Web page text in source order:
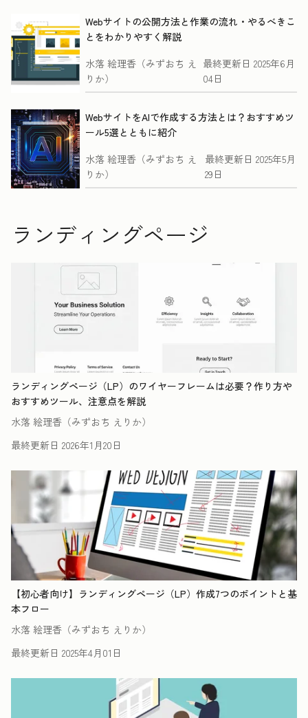
Webサイトの公開方法と作業の流れ・やるべきこ
とをわかりやすく解説
水落 絵理香（みずおち え
りか）
最終更新日 2025年6月
04日
WebサイトをAIで作成する方法とは？おすすめツ
ール5選とともに紹介
水落 絵理香（みずおち え
りか）
最終更新日 2025年5月
29日
ランディングページ
ランディングページ（LP）のワイヤーフレームは必要？作り方や
おすすめツール、注意点を解説
水落 絵理香（みずおち えりか）
最終更新日 2026年1月20日
【初心者向け】ランディングページ（LP）作成7つのポイントと基
本フロー
水落 絵理香（みずおち えりか）
最終更新日 2025年4月01日